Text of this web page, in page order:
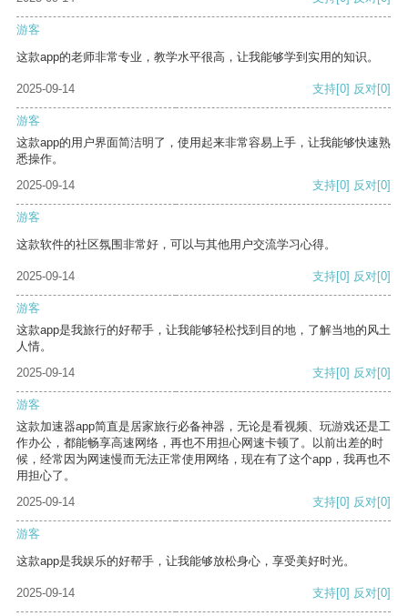
游客
这款app的老师非常专业，教学水平很高，让我能够学到实用的知识。
2025-09-14 支持[0] 反对[0]
游客
这款app的用户界面简洁明了，使用起来非常容易上手，让我能够快速熟
悉操作。
2025-09-14
支持[0] 反对[0]
游客
这款软件的社区氛围非常好，可以与其他用户交流学习心得。
2025-09-14 支持[0] 反对[0]
游客
这款app是我旅行的好帮手，让我能够轻松找到目的地，了解当地的风土
人情。
2025-09-14
支持[0] 反对[0]
游客
这款加速器app简直是居家旅行必备神器，无论是看视频、玩游戏还是工
作办公，都能畅享高速网络，再也不用担心网速卡顿了。以前出差的时
候，经常因为网速慢而无法正常使用网络，现在有了这个app，我再也不
用担心了。
2025-09-14
支持[0] 反对[0]
游客
这款app是我娱乐的好帮手，让我能够放松身心，享受美好时光。
2025-09-14 支持[0] 反对[0]